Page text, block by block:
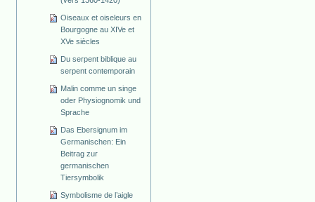
Oiseaux et oiseleurs en
Bourgogne au XIVe et
XVe siècles
Du serpent biblique au
serpent contemporain
Malin comme un singe
oder Physiognomik und
Sprache
Das Ebersignum im
Germanischen: Ein
Beitrag zur
germanischen
Tiersymbolik
Symbolisme de l’aigle